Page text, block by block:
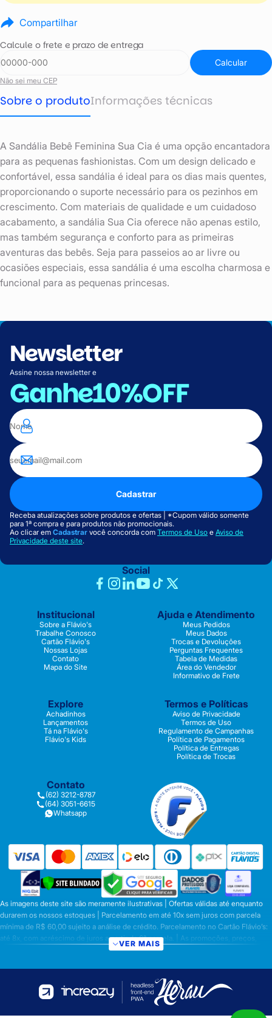
Compartilhar
Calcule o frete e prazo de entrega
Calcular
Não sei meu CEP
Sobre o produtoInformações técnicas
A Sandália Bebê Feminina Sua Cia é uma opção encantadora
para as pequenas fashionistas. Com um design delicado e
confortável, essa sandália é ideal para os dias mais quentes,
proporcionando o suporte necessário para os pezinhos em
crescimento. Com materiais de qualidade e um cuidadoso
acabamento, a sandália Sua Cia oferece não apenas estilo,
mas também segurança e conforto para as primeiras
aventuras das bebês. Seja para passeios ao ar livre ou
ocasiões especiais, essa sandália é uma escolha charmosa e
funcional para as pequenas princesas.
Newsletter
Assine nossa newsletter e
Ganhe10%OFF
Cadastrar
Receba atualizações sobre produtos e ofertas | *Cupom válido somente
para 1ª compra e para produtos não promocionais.
Ao clicar em Cadastrar você concorda com Termos de Uso e Aviso de
Privacidade deste site.
Social
Institucional
Sobre a Flávio's
Trabalhe Conosco
Cartão Flávio's
Nossas Lojas
Contato
Mapa do Site
Ajuda e Atendimento
Meus Pedidos
Meus Dados
Trocas e Devoluções
Perguntas Frequentes
Tabela de Medidas
Área do Vendedor
Informativo de Frete
Explore
Achadinhos
Lançamentos
Tá na Flávio's
Flávio's Kids
Termos e Políticas
Aviso de Privacidade
Termos de Uso
Regulamento de Campanhas
Política de Pagamentos
Política de Entregas
Política de Trocas
Contato
(62) 3212-8787
(64) 3051-6615
Whatsapp
As imagens deste site são meramente ilustrativas | Ofertas válidas até enquanto
durarem os nossos estoques | Parcelamento em até 10x sem juros com parcela
mínima de R$ 60,00 sujeito a análise de crédito. Parcelamento no Cartão Flávio’s:
até 8x, com acréscimo de juros a partir da 6ª parcela. | As promoções, preços,
parcelamentos e condições de pagamento são válidas apenas para compras
preços válidos para os produtos serão aqueles exibidos no ato da conclusão da
operação, conforme exibição, e desde que haja disponibilidade dos produtos |
Frete Grátis para compras em Goiás, DF com pedido mínimo de R$ 349,90,
VER MAIS